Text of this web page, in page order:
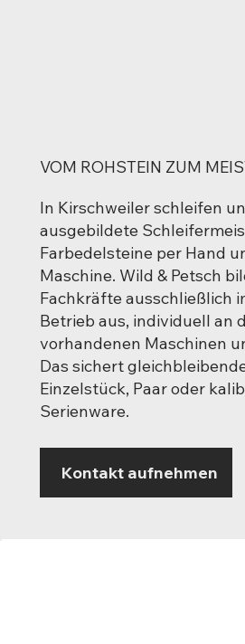
VOM ROHSTEIN ZUM
In Kirschweiler schleifen
ausgebildete
Farbedelsteine per Hand
Maschine. Wild & Petsch
Fachkräfte ausschließlich
Betrieb aus, individuell an
vorhandenen Maschinen
Das sichert
Einzelstück, Paar oder
Serienware.
Kontakt aufnehmen